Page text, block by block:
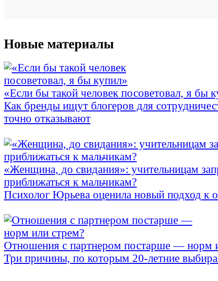
Новые материалы
«Если бы такой человек посоветовал, я бы
Как бренды ищут блогеров для
точно отказывают
«Женщина, до свидания»: учительницам
приближаться к мальчикам?
Психолог Юрьева оценила новый подход к
Отношения с партнером постарше — норм
Три причины, по которым 20-летние